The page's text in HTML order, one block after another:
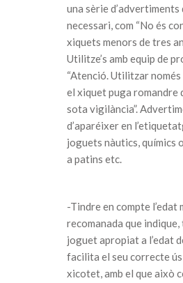
una sèrie d’advertiments
necessari, com “No és
xiquets menors de tres
Utilitze’s amb equip de
“Atenció. Utilitzar només
el xiquet puga romandre
sota vigilància”.
d’aparéixer en
joguets nàutics, químics
a patins etc.
-Tindre en compte l’edat
recomanada que
joguet apropiat a l’edat
facilita el seu correcte
xicotet, amb el que això